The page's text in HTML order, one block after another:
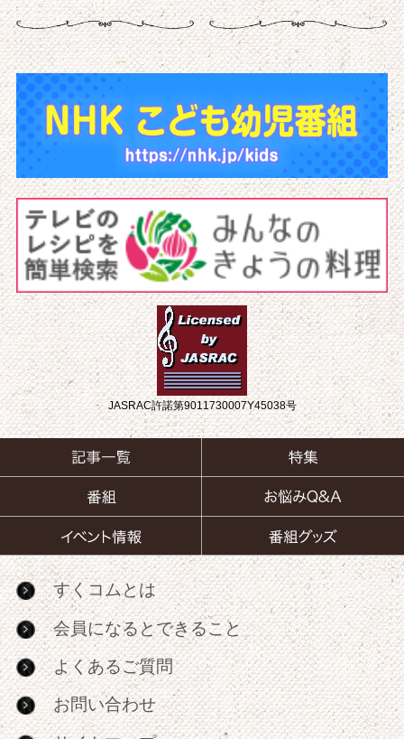
JASRAC許諾第9011730007Y45038号
すくコムとは
会員になるとできること
よくあるご質問
お問い合わせ